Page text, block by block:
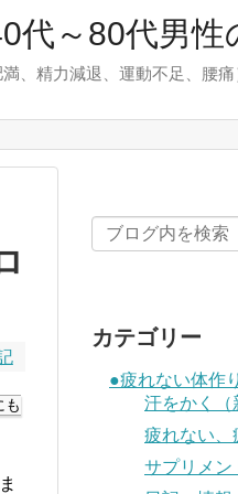
代～80代男性
、精力減退、運動不足、腰
も